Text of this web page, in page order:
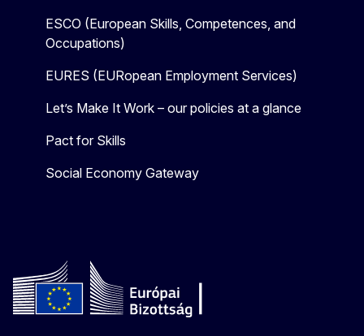
ESCO (European Skills, Competences, and
Occupations)
EURES (EURopean Employment Services)
Let’s Make It Work – our policies at a glance
Pact for Skills
Social Economy Gateway